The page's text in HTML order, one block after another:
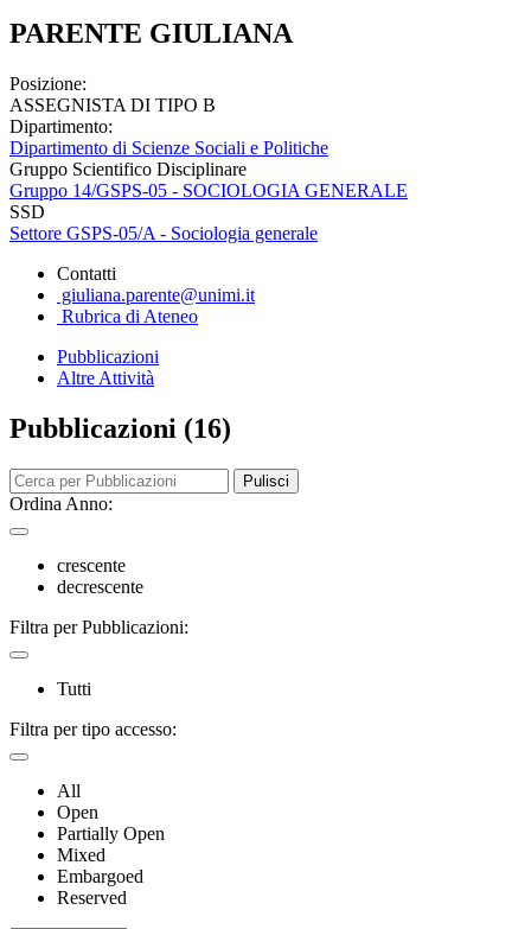
PARENTE GIULIANA
Posizione:
ASSEGNISTA DI TIPO B
Dipartimento:
Dipartimento di Scienze Sociali e Politiche
Gruppo Scientifico Disciplinare
Gruppo 14/GSPS-05 - SOCIOLOGIA GENERALE
SSD
Settore GSPS-05/A - Sociologia generale
Contatti
giuliana.parente@unimi.it
Rubrica di Ateneo
Pubblicazioni
Altre Attività
Pubblicazioni (16)
Pulisci
Ordina Anno:
crescente
decrescente
Filtra per Pubblicazioni:
Tutti
Filtra per tipo accesso:
All
Open
Partially Open
Mixed
Embargoed
Reserved